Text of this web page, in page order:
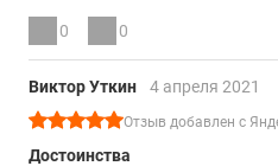
0 0
Виктор Уткин 4 апреля 2021
Отзыв добавлен с
Достоинства